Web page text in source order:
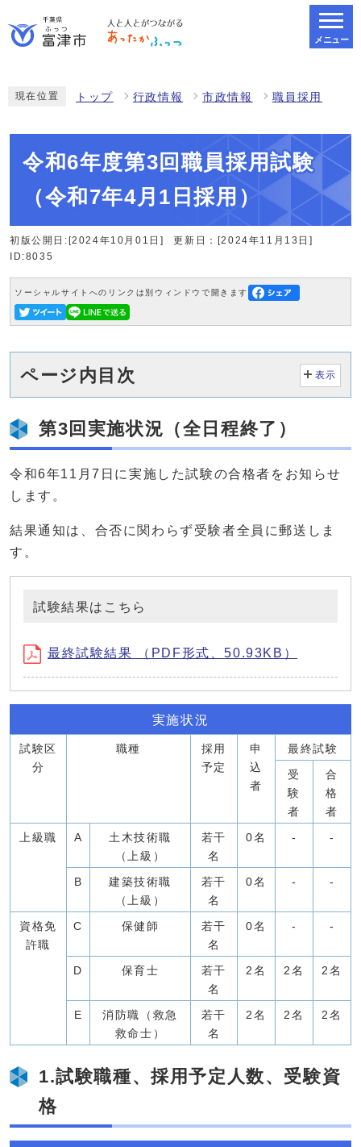
メニュー
現在位置 トップ 行政情報 市政情報 職員採用
令和6年度第3回職員採用試験
（令和7年4月1日採用）
初版公開日:[2024年10月01日]
更新日：[2024年11月13日]
ID:8035
ソーシャルサイトへのリンクは別ウィンドウで開きます
ページ内目次 表示
第3回実施状況（全日程終了）
令和6年11月7日に実施した試験の合格者をお知らせ
します。
結果通知は、合否に関わらず受験者全員に郵送しま
す。
試験結果はこちら
最終試験結果 （PDF形式、50.93KB）
実施状況
試験区
分
職種
採用
予定
申
込
者
最終試験
受
験
者
合
格
者
上級職 A
土木技術職
（上級）
若干
名
0名 - -
B
建築技術職
（上級）
若干
名
0名 - -
資格免
許職
C 保健師
若干
名
0名 - -
D 保育士
若干
名
2名 2名 2名
E
消防職（救急
救命士）
若干
名
2名 2名 2名
1.試験職種、採用予定人数、受験資
格